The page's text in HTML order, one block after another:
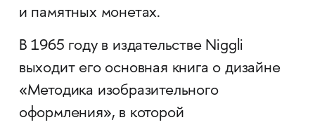
и памятных монетах.
В 1965 году в издательстве Niggli
выходит его основная книга о дизайне
«Методика изобразительного
оформления», в которой